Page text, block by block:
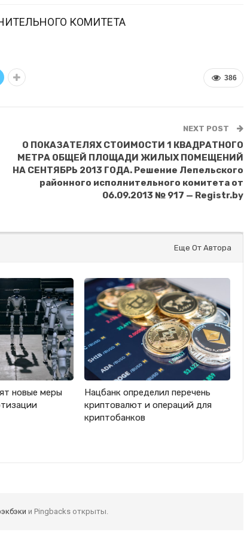
КОМИТЕТА
386
NEXT POST
О ПОКАЗАТЕЛЯХ СТОИМОСТИ 1 КВАДРАТНОГО
МЕТРА ОБЩЕЙ ПЛОЩАДИ ЖИЛЫХ ПОМЕЩЕНИЙ
НА СЕНТЯБРЬ 2013 ГОДА. Решение Лепельского
районного исполнительного комитета от
06.09.2013 № 917 — Registr.by
Еще От Автора
новые меры
Нацбанк определил перечень
криптовалют и операций для
криптобанков
и Pingbacks открыты.